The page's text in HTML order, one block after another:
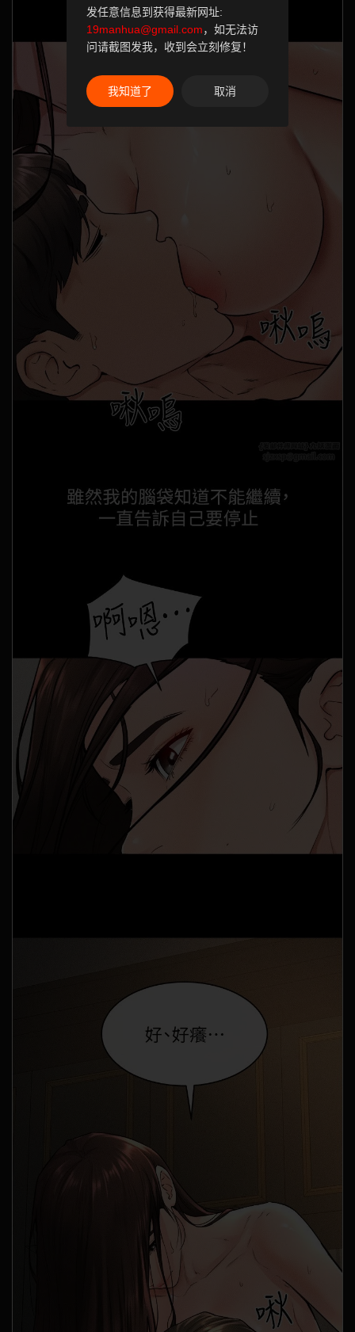
发任意信息到获得最新网址:
19manhua@gmail.com，如无法访
问请截图发我，收到会立刻修复！
我知道了 取消